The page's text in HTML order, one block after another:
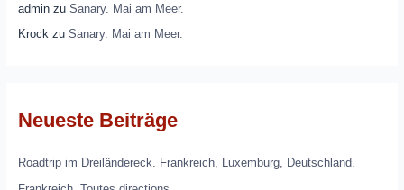
adminzu Sanary. Mai am Meer.
Krockzu Sanary. Mai am Meer.
Neueste Beiträge
Roadtrip im Dreiländereck. Frankreich, Luxemburg, Deutschland.